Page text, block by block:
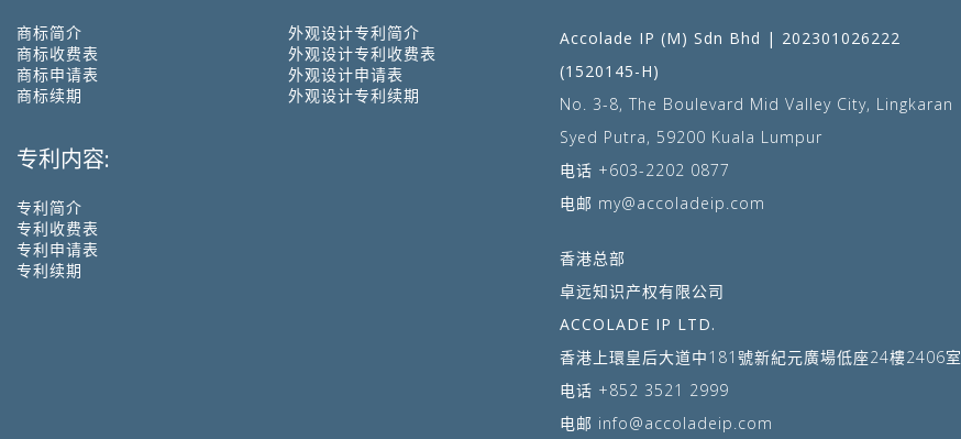
商标简介
商标收费表
商标申请表
商标续期
专利内容:
专利简介
专利收费表
专利申请表
专利续期
外观设计专利简介
外观设计专利收费表
外观设计申请表
外观设计专利续期
Accolade IP (M) Sdn Bhd | 202301026222
(1520145-H)
No. 3-8, The Boulevard Mid Valley City, Lingkaran
Syed Putra, 59200 Kuala Lumpur
电话 +603-2202 0877
电邮 my@accoladeip.com
香港总部
卓远知识产权有限公司
ACCOLADE IP LTD.
香港上環皇后大道中181號新紀元廣場低座24樓2406室
电话 +852 3521 2999
电邮 info@accoladeip.com